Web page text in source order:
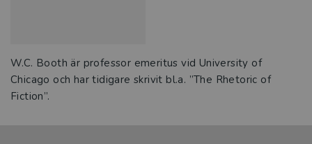
W.C. Booth är professor emeritus vid University of
Chicago och har tidigare skrivit bl.a. ”The Rhetoric of
Fiction”.